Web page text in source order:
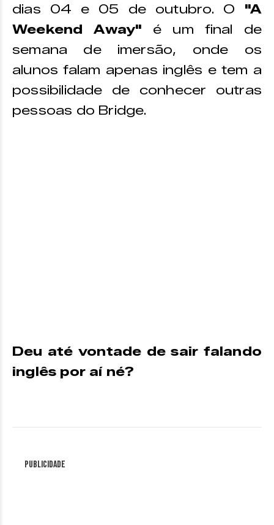
dias 04 e 05 de outubro. O "A
Weekend Away" é um final de
semana de imersão, onde os
alunos falam apenas inglês e tem a
possibilidade de conhecer outras
pessoas do Bridge.
Deu até vontade de sair falando
inglês por aí né?
Publicidade